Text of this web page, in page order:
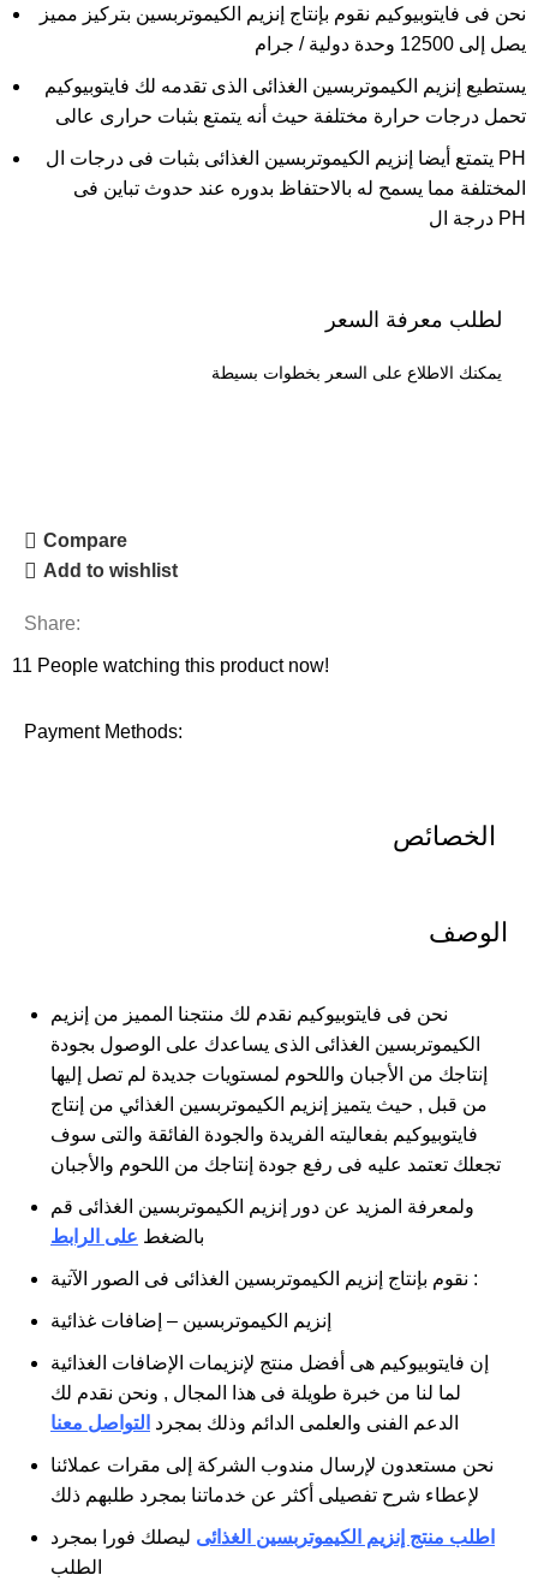
نحن فى فايتوبيوكيم نقوم بإنتاج إنزيم الكيموتربسين بتركيز مميز
يصل إلى 12500 وحدة دولية / جرام
يستطيع إنزيم الكيموتربسين الغذائى الذى تقدمه لك فايتوبيوكيم
تحمل درجات حرارة مختلفة حيث أنه يتمتع بثبات حرارى عالى
يتمتع أيضا إنزيم الكيموتربسين الغذائى بثبات فى درجات ال PH
المختلفة مما يسمح له بالاحتفاظ بدوره عند حدوث تباين فى
درجة ال PH
لطلب معرفة السعر
يمكنك الاطلاع على السعر بخطوات بسيطة
Compare
Add to wishlist
Share:
11 People watching this product now!
Payment Methods:
الوصف
نحن فى فايتوبيوكيم نقدم لك منتجنا المميز من إنزيم
الكيموتربسين الغذائى الذى يساعدك على الوصول بجودة
إنتاجك من الأجبان واللحوم لمستويات جديدة لم تصل إليها
من قبل , حيث يتميز إنزيم الكيموتربسين الغذائي من إنتاج
فايتوبيوكيم بفعاليته الفريدة والجودة الفائقة والتى سوف
تجعلك تعتمد عليه فى رفع جودة إنتاجك من اللحوم والأجبان
ولمعرفة المزيد عن دور إنزيم الكيموتربسين الغذائى قم
بالضغط على الرابط
نقوم بإنتاج إنزيم الكيموتربسين الغذائى فى الصور الآتية :
إنزيم الكيموتربسين – إضافات غذائية
إن فايتوبيوكيم هى أفضل منتج لإنزيمات الإضافات الغذائية
لما لنا من خبرة طويلة فى هذا المجال , ونحن نقدم لك
الدعم الفنى والعلمى الدائم وذلك بمجرد التواصل معنا
نحن مستعدون لإرسال مندوب الشركة إلى مقرات عملائنا
لإعطاء شرح تفصيلى أكثر عن خدماتنا بمجرد طلبهم ذلك
اطلب منتج إنزيم الكيموتربسين الغذائى ليصلك فورا بمجرد
الطلب
الخصائص